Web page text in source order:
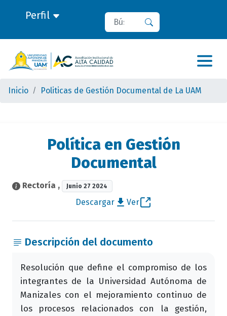
Perfil Buscar
Inicio Politicas de Gestión Documental de La UAM
Política en Gestión
Documental
Rectoría , Junio 27 2024
Descargar Ver
Descripción del documento
Resolución que define el compromiso de los
integrantes de la Universidad Autónoma de
Manizales con el mejoramiento continuo de
los procesos relacionados con la gestión,